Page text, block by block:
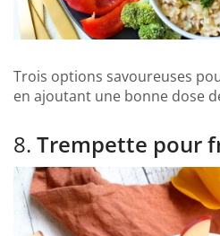
Trois options savoureuses
en ajoutant une bonne dose
8. Trempette pour